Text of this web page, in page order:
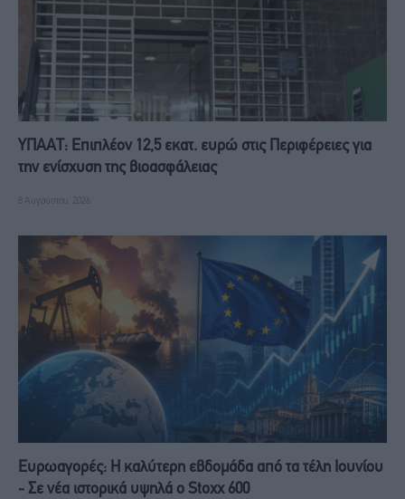
ΥΠΑΑΤ: Επιπλέον 12,5 εκατ. ευρώ στις Περιφέρειες για
την ενίσχυση της βιοασφάλειας
8 Αυγούστου, 2026
Ευρωαγορές: Η καλύτερη εβδομάδα από τα τέλη Ιουνίου
- Σε νέα ιστορικά υψηλά ο Stoxx 600